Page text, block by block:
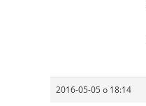
2016-05-05 o 18:14